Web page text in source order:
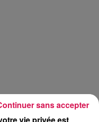
sans accepter